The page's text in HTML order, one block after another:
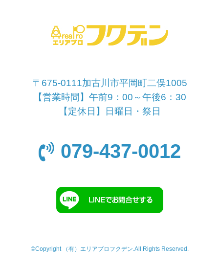
〒675-0111加古川市平岡町二俣1005
【営業時間】午前9：00～午後6：30
【定休日】日曜日・祭日
079-437-0012
©Copyright （有）エリアプロフクデン.All Rights Reserved.